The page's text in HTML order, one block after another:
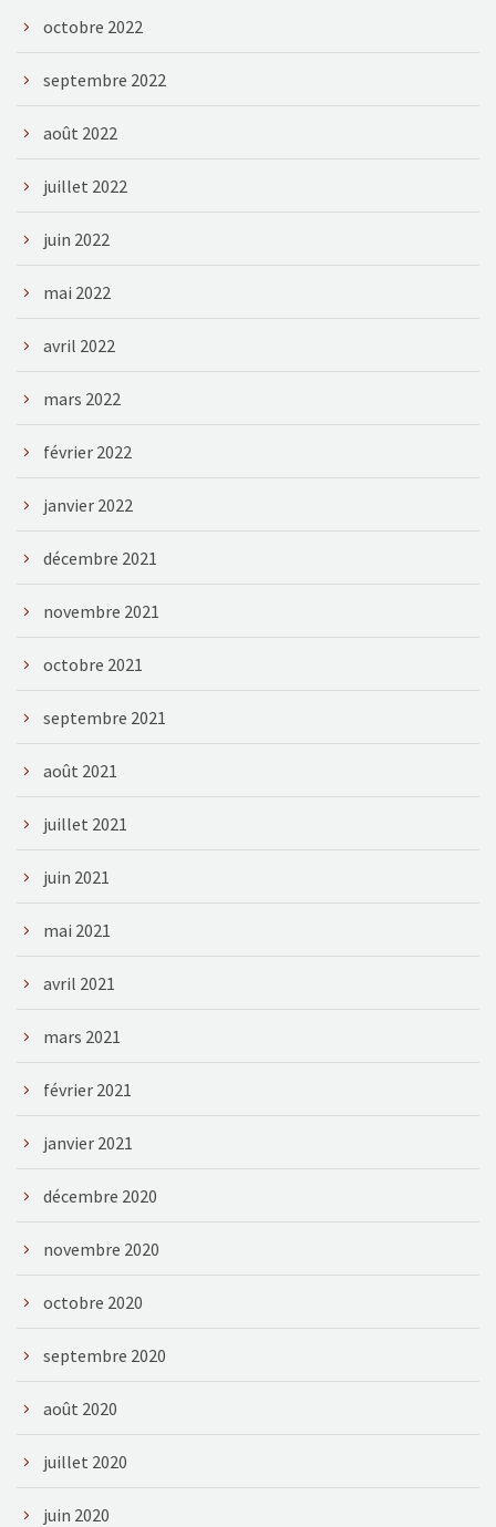
octobre 2022
septembre 2022
août 2022
juillet 2022
juin 2022
mai 2022
avril 2022
mars 2022
février 2022
janvier 2022
décembre 2021
novembre 2021
octobre 2021
septembre 2021
août 2021
juillet 2021
juin 2021
mai 2021
avril 2021
mars 2021
février 2021
janvier 2021
décembre 2020
novembre 2020
octobre 2020
septembre 2020
août 2020
juillet 2020
juin 2020